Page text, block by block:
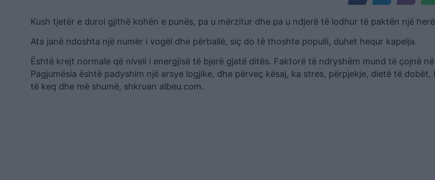
Kush tjetër e duroi gjithë kohën e punës, pa u mërzitur dhe pa u ndjerë të lodhur të paktën një
Ata janë ndoshta një numër i vogël dhe përballë, siç do të thoshte populli, duhet hequr kapelja.
Është krejt normale që niveli i energjisë të bjerë gjatë ditës. Faktorë të ndryshëm mund të çojnë
Pagjumësia është padyshim një arsye logjike, dhe përveç kësaj, ka stres, përpjekje, dietë të dobët,
të keq dhe më shumë, shkruan albeu.com.